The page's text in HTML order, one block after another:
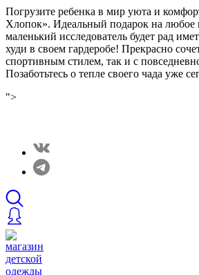
Погрузите ребенка в мир уюта и
Хлопок». Идеальный подарок на любое
маленький исследователь будет рад
худи в своем гардеробе! Прекрасно
спортивным стилем, так и с
Позаботьтесь о тепле своего чада уже
">